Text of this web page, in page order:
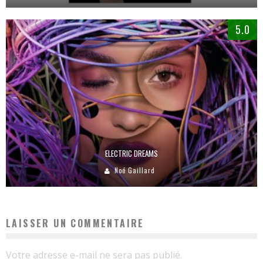
5.0
ELECTRIC DREAMS
Noé Gaillard
LAISSER UN COMMENTAIRE
Votre adresse e-mail ne sera pas publié.